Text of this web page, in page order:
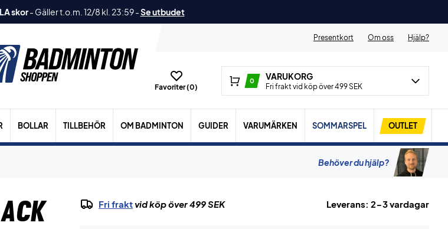
skor- Gäller t.o.m. 12/8 kl. 23:59-Se utbudet
Presentkort Om oss Hjälp?
Favoriter (0)
0 VARUKORG
Fri frakt vid köp över 499 SEK
BOLLAR TILLBEHÖR OM BADMINTON GUIDER VARUMÄRKEN SOMMARSPEL OUTLET
Behöver du hjälp?
Fri fraktvid köp över 499 SEK Leverans: 2-3 vardagar